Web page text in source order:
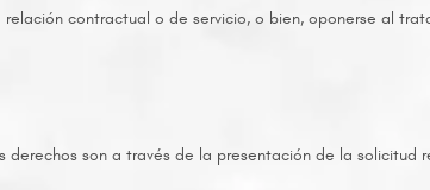
contractual o de servicio, o bien, oponerse al
son a través de la presentación de la solicitud